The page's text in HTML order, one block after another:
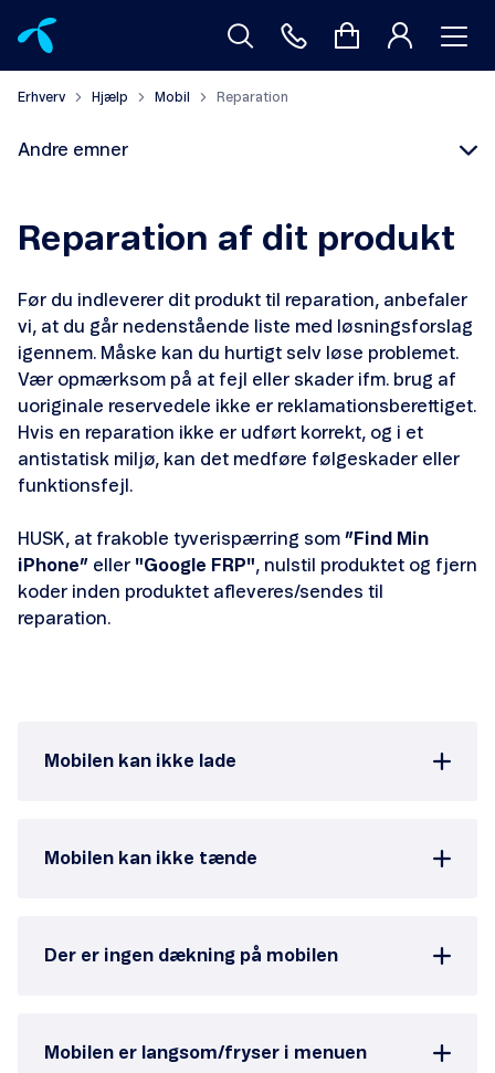
Erhverv Hjælp Mobil Reparation
Andre emner
Reparation
Mistet mobil
Mobil virker ikke
Mobilforsikring
Abonnementer og priser
Ingen forbindelse
Reparation af dit produkt
Før du indleverer dit produkt til reparation, anbefaler
vi, at du går nedenstående liste med løsningsforslag
igennem. Måske kan du hurtigt selv løse problemet.
Vær opmærksom på at fejl eller skader ifm. brug af
uoriginale reservedele ikke er reklamationsberettiget.
Hvis en reparation ikke er udført korrekt, og i et
antistatisk miljø, kan det medføre følgeskader eller
funktionsfejl.
HUSK, at frakoble tyverispærring som ”Find Min
iPhone” eller "Google FRP", nulstil produktet og fjern
koder inden produktet afleveres/sendes til
reparation.
Mobilen kan ikke lade
Mobilen kan ikke tænde
Der er ingen dækning på mobilen
Mobilen er langsom/fryser i menuen